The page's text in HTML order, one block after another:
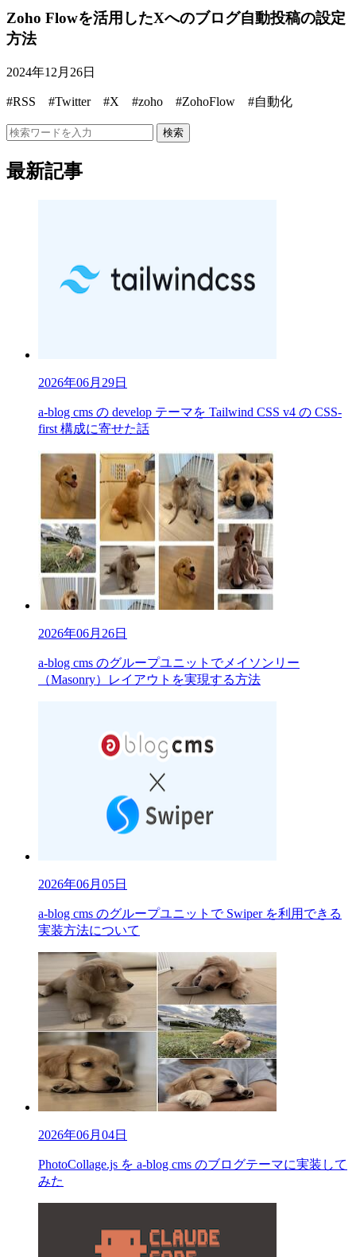
Zoho Flowを活用したXへのブログ自動投稿の設定
方法
2024年12月26日
#RSS #Twitter #X #zoho #ZohoFlow #自動化
検索
最新記事
2026年06月29日
a-blog cms の develop テーマを Tailwind CSS v4 の CSS-
first 構成に寄せた話
2026年06月26日
a-blog cms のグループユニットでメイソンリー
（Masonry）レイアウトを実現する方法
2026年06月05日
a-blog cms のグループユニットで Swiper を利用できる
実装方法について
2026年06月04日
PhotoCollage.js を a-blog cms のブログテーマに実装して
みた